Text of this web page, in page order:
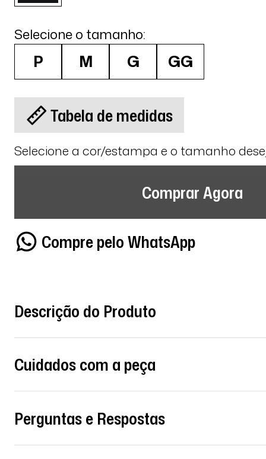
Selecione o tamanho:
P M G GG
Tabela de medidas
Selecione a cor/estampa e o tamanho
Comprar Agora
Compre pelo WhatsApp
Descrição do Produto
Cuidados com a peça
Perguntas e Respostas